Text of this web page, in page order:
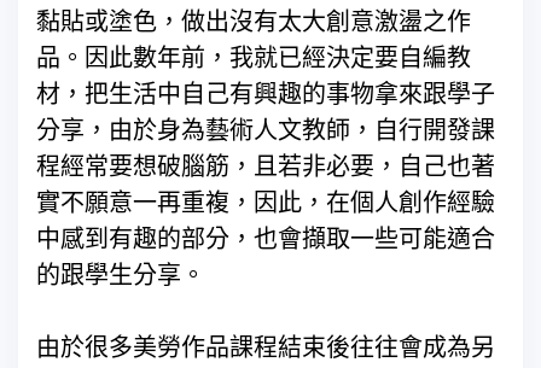
黏貼或塗色，做出沒有太大創意激盪之作
品。因此數年前，我就已經決定要自編教
材，把生活中自己有興趣的事物拿來跟學子
分享，由於身為藝術人文教師，自行開發課
程經常要想破腦筋，且若非必要，自己也著
實不願意一再重複，因此，在個人創作經驗
中感到有趣的部分，也會擷取一些可能適合
的跟學生分享。
由於很多美勞作品課程結束後往往會成為另